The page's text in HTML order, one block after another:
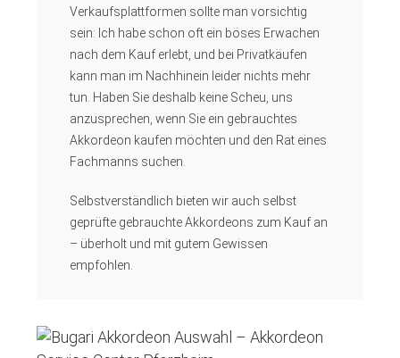
Verkaufsplattformen sollte man vorsichtig
sein: Ich habe schon oft ein böses Erwachen
nach dem Kauf erlebt, und bei Privatkäufen
kann man im Nachhinein leider nichts mehr
tun. Haben Sie deshalb keine Scheu, uns
anzusprechen, wenn Sie ein gebrauchtes
Akkordeon kaufen möchten und den Rat eines
Fachmanns suchen.
Selbstverständlich bieten wir auch selbst
geprüfte gebrauchte Akkordeons zum Kauf an
– überholt und mit gutem Gewissen
empfohlen.